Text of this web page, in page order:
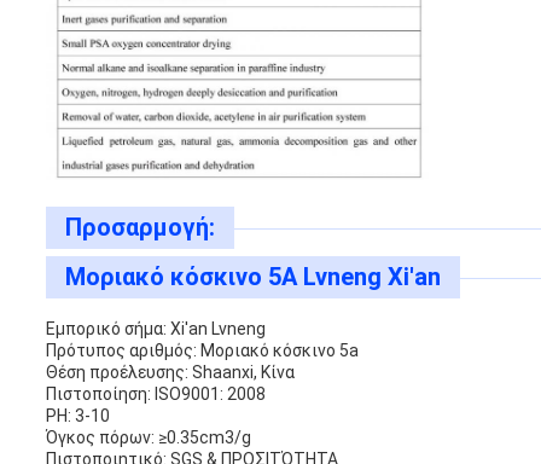
Προσαρμογή:
Μοριακό κόσκινο 5A Lvneng Xi'an
Εμπορικό σήμα: Xi'an Lvneng
Πρότυπος αριθμός: Μοριακό κόσκινο 5a
Θέση προέλευσης: Shaanxi, Κίνα
Πιστοποίηση: ISO9001: 2008
PH: 3-10
Όγκος πόρων: ≥0.35cm3/g
Πιστοποιητικό: SGS & ΠΡΟΣΙΤΌΤΗΤΑ